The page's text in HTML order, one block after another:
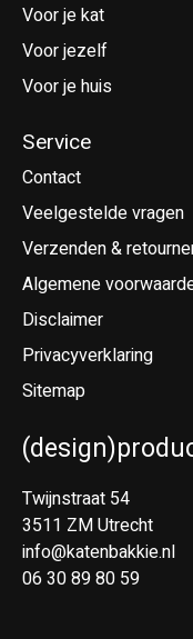
Voor je kat
Voor jezelf
Voor je huis
Service
Contact
Veelgestelde vragen
Verzenden &
Algemene
Disclaimer
Privacyverklaring
Sitemap
Twijnstraat 54
3511 ZM Utrecht
info@katenbakkie.nl
06 30 89 80 59